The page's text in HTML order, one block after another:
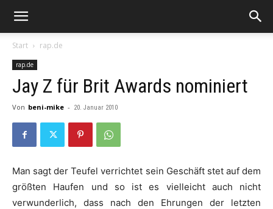
Start rap.de
rap.de
Jay Z für Brit Awards nominiert
Von beni-mike - 20. Januar 2010
Man sagt der Teufel verrichtet sein Geschäft stet auf dem
größten Haufen und so ist es vielleicht auch nicht
verwunderlich, dass nach den Ehrungen der letzten